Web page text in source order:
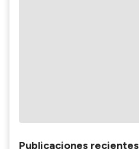
Publicaciones recientes